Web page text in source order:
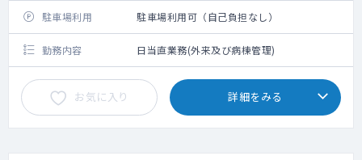
駐車場利用 駐車場利用可（自己負担なし）
勤務内容 日当直業務(外来及び病棟管理)
お気に入り 詳細をみる